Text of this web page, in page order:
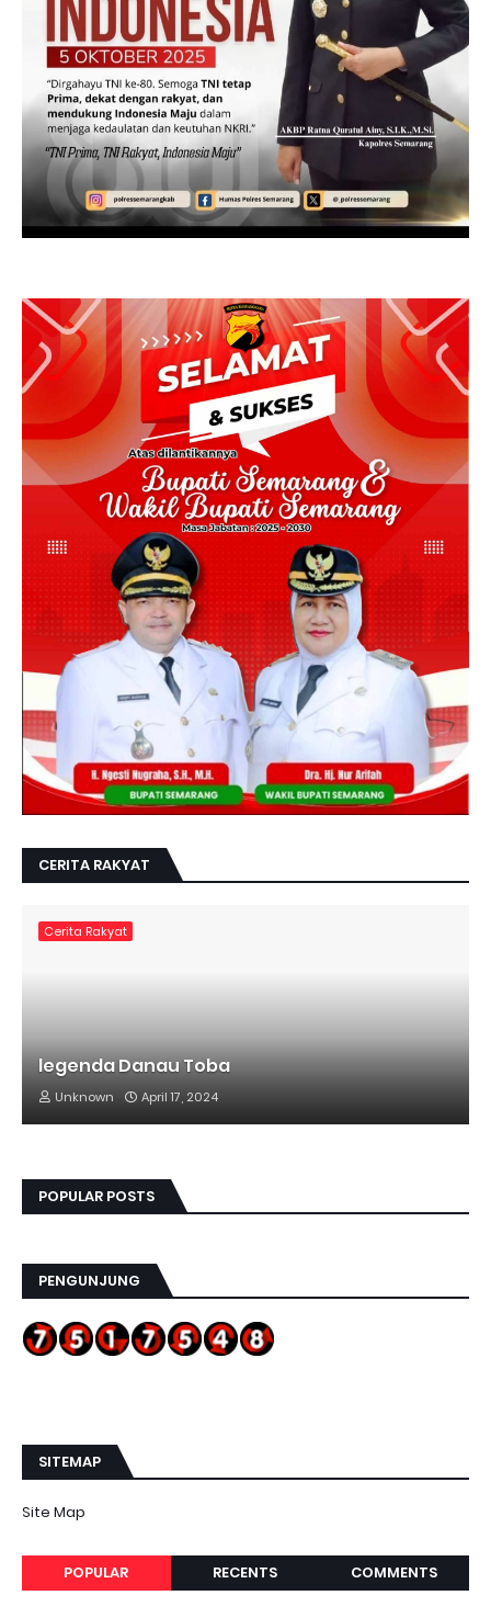
CERITA RAKYAT
Cerita Rakyat
legenda Danau Toba
Unknown April 17, 2024
POPULAR POSTS
PENGUNJUNG
SITEMAP
Site Map
POPULAR RECENTS COMMENTS